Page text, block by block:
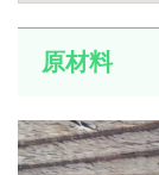
原材料